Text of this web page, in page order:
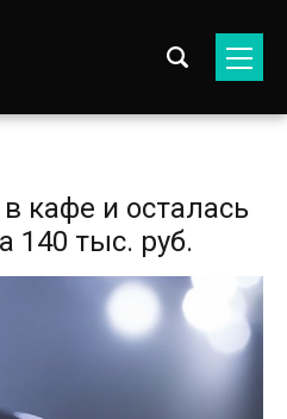
кафе и осталась
140 тыс. руб.